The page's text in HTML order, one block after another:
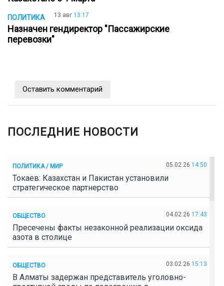
ПОЛИТИКА 13 авг 13:17
Назначен гендиректор "Пассажирские
перевозки"
Оставить комментарий
ПОСЛЕДНИЕ НОВОСТИ
ПОЛИТИКА / МИР 05.02.26 14:50
Токаев: Казахстан и Пакистан установили
стратегическое партнерство
ОБЩЕСТВО 04.02.26 17:43
Пресечены факты незаконной реализации оксида
азота в столице
ОБЩЕСТВО 03.02.26 15:13
В Алматы задержан представитель уголовно-